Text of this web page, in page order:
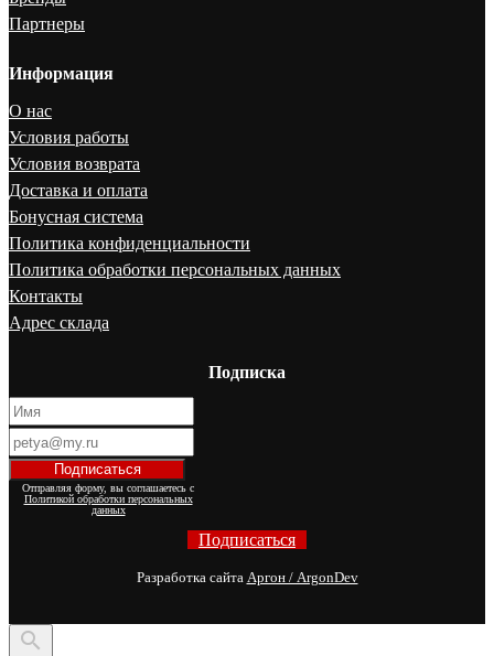
Партнеры
Информация
О нас
Условия работы
Условия возврата
Доставка и оплата
Бонусная система
Политика конфиденциальности
Политика обработки персональных данных
Контакты
Адрес склада
Подписка
Отправляя форму, вы соглашаетесь с
Политикой обработки персональных
данных
Подписаться
Разработка сайта Аргон / ArgonDev
